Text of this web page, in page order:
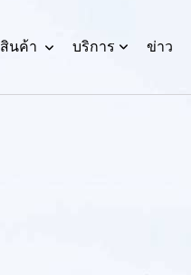
สินค้า บริการ ข่าว